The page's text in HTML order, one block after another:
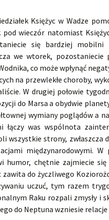
Księżyc w Wadze
wieczór natomiast
się bardziej mobilni
we wtorek,
co może wpłynąć
na przewlekłe choroby,
W drugiej połowie
do Marsa a obydwie
wymiany poglądów a
łączy was wspólnota
wszystkie strony, zwłaszcza
międzynarodowymi.
humor, chętnie zajmiecie
zawita do życzliwego
uczuć, tym razem
Raku rozpali zmysły i
do Neptuna wzniesie